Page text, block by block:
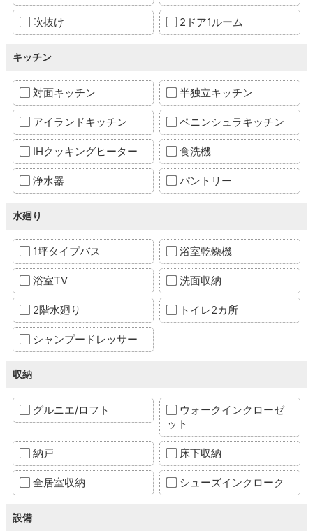
吹抜け 2ドア1ルーム
キッチン
対面キッチン 半独立キッチン
アイランドキッチン ペニンシュラキッチン
IHクッキングヒーター 食洗機
浄水器 パントリー
水廻り
1坪タイプバス 浴室乾燥機
浴室TV 洗面収納
2階水廻り トイレ2カ所
シャンプードレッサー
収納
グルニエ/ロフト
ウォークインクローゼ
ット
納戸 床下収納
全居室収納 シューズインクローク
設備